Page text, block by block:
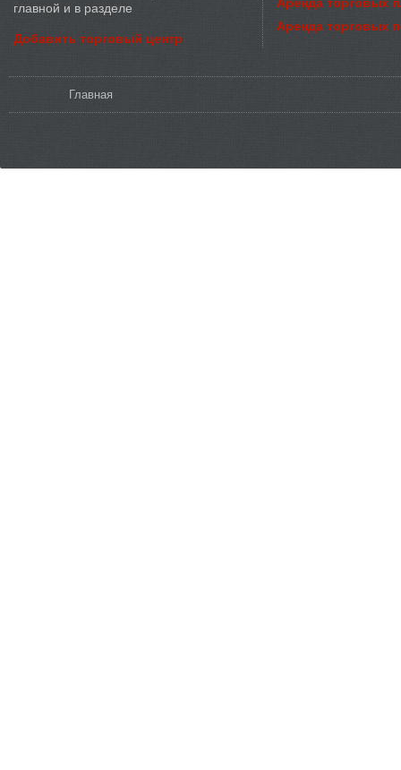
главной и в разделе
Добавить торговый центр
Аренда торговых
Главная